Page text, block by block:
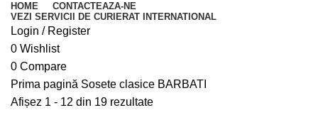
HOME
CONTACTEAZA-NE
VEZI SERVICII DE CURIERAT INTERNATIONAL
Login / Register
0 Wishlist
0 Compare
Prima pagină Sosete clasice BARBATI
Afișez 1 - 12 din 19 rezultate